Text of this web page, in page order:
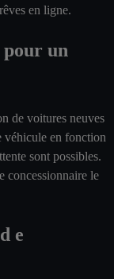
en ligne.
pour un
de voitures neuves
véhicule en fonction
sont possibles.
concessionnaire le
e